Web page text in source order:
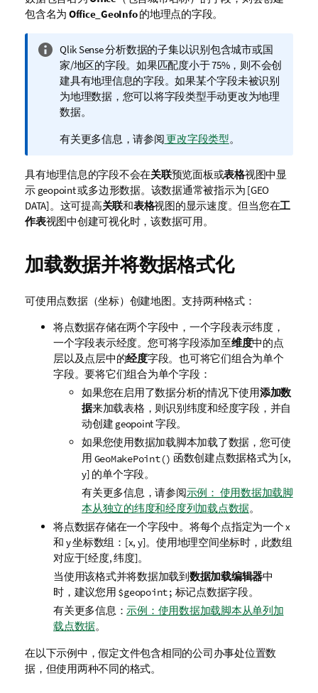
包含名为 Office_GeoInfo的地理点的字段。
信
息
注
释
Qlik Sense分析数据的子集以识别包含城市或国
家/地区的字段。如果匹配度小于 75%，则不会创
建具有地理信息的字段。如果某个字段未被识别
为地理数据，您可以将字段类型手动更改为地理
数据。
有关更多信息，请参阅更改字段类型。
具有地理信息的字段不会在关联预览面板或表格视图中显
示 geopoint 或多边形数据。该数据通常被指示为 [GEO
DATA]。这可提高关联和表格视图的显示速度。但当您在工
作表视图中创建可视化时，该数据可用。
加载数据并将数据格式化
可使用点数据（坐标）创建地图。支持两种格式：
将点数据存储在两个字段中，一个字段表示纬度，
一个字段表示经度。您可将字段添加至维度中的点
层以及点层中的经度字段。也可将它们组合为单个
字段。要将它们组合为单个字段：
如果您在启用了数据分析的情况下使用添加数
据来加载表格，则识别纬度和经度字段，并自
动创建 geopoint 字段。
如果您使用数据加载脚本加载了数据，您可使
用 GeoMakePoint() 函数创建点数据格式为 [x,
y] 的单个字段。
有关更多信息，请参阅示例： 使用数据加载脚
本从独立的纬度和经度列加载点数据。
将点数据存储在一个字段中。将每个点指定为一个x
和 y坐标数组： [x, y]。使用地理空间坐标时，此数组
对应于[经度, 纬度]。
当使用该格式并将数据加载到数据加载编辑器中
时，建议您用 $geopoint; 标记点数据字段。
有关更多信息：示例：使用数据加载脚本从单列加
载点数据。
在以下示例中，假定文件包含相同的公司办事处位置数
据，但使用两种不同的格式。